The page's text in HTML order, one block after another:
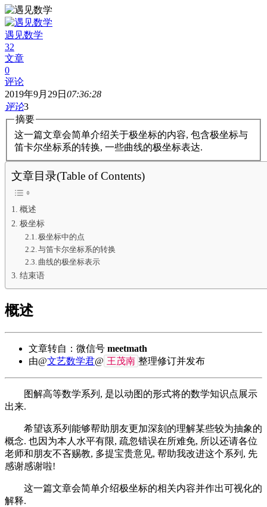
遇见数学
32
文章
0
评论
2019年9月29日 07:36:28
评论3
摘要
这一篇文章会简单介绍关于极坐标的内容, 包含极坐标与
笛卡尔坐标系的转换, 一些曲线的极坐标表达.
文章目录(Table of Contents)
概述
极坐标
极坐标中的点
与笛卡尔坐标系的转换
曲线的极坐标表示
结束语
概述
文章转自：微信号 meetmath
由@文艺数学君@ 王茂南 整理修订并发布
图解高等数学系列, 是以动图的形式将的数学知识点展示
出来.
希望该系列能够帮助朋友更加深刻的理解某些较为抽象的
概念. 也因为本人水平有限, 疏忽错误在所难免, 所以还请各位
老师和朋友不吝赐教, 多提宝贵意见, 帮助我改进这个系列, 先
感谢感谢啦!
这一篇文章会简单介绍极坐标的相关内容并作出可视化的
解释.